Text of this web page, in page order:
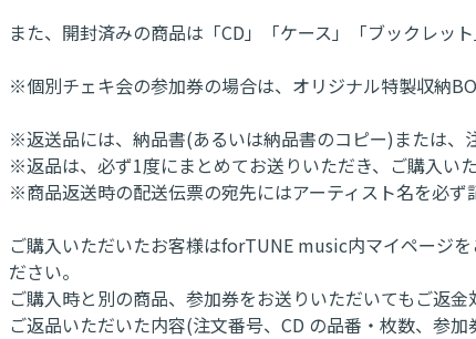
また、開封済みの商品は「CD」「ケース」「ブックレッ
※個別チェキ会の参加券の場合は、オリジナル特製収納
※返送品には、納品書(あるいは納品書のコピー)または、
※返品は、必ず1度にまとめてお送りいただき、ご購入い
※商品返送時の配送伝票の宛先にはアーティスト名を必ず
ご購入いただいたお客様はforTUNE music内マイページ
ださい。
ご購入時と別の商品、参加券をお送りいただいてもご返
ご返品いただいた内容(注文番号、CD の品番・枚数、参